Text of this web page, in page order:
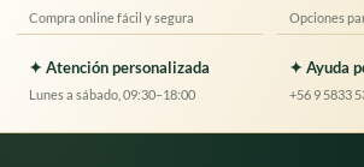
Compra online fácil y segura Opciones
✦ Atención personalizada
Lunes a sábado, 09:30–18:00
✦ Ayuda
+56 9 5833